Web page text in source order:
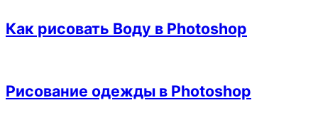
Как рисовать Воду в Photoshop
Рисование одежды в Photoshop